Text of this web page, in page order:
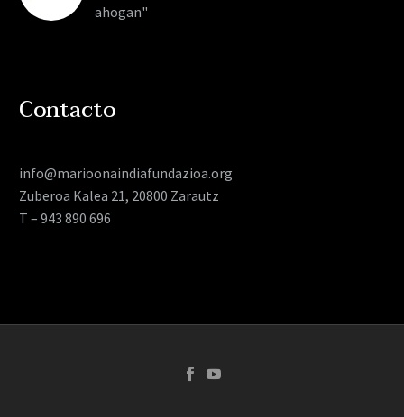
ahogan"
Contacto
info@marioonaindiafundazioa.org
Zuberoa Kalea 21, 20800 Zarautz
T – 943 890 696